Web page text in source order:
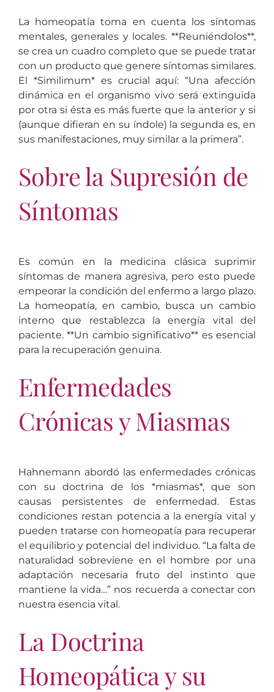
La homeopatía toma en cuenta los síntomas
mentales, generales y locales. **Reuniéndolos**,
se crea un cuadro completo que se puede tratar
con un producto que genere síntomas similares.
El *Similimum* es crucial aquí: “Una afección
dinámica en el organismo vivo será extinguida
por otra si ésta es más fuerte que la anterior y si
(aunque difieran en su índole) la segunda es, en
sus manifestaciones, muy similar a la primera”.
Sobre la Supresión de
Síntomas
Es común en la medicina clásica suprimir
síntomas de manera agresiva, pero esto puede
empeorar la condición del enfermo a largo plazo.
La homeopatía, en cambio, busca un cambio
interno que restablezca la energía vital del
paciente. **Un cambio significativo** es esencial
para la recuperación genuina.
Enfermedades
Crónicas y Miasmas
Hahnemann abordó las enfermedades crónicas
con su doctrina de los *miasmas*, que son
causas persistentes de enfermedad. Estas
condiciones restan potencia a la energía vital y
pueden tratarse con homeopatía para recuperar
el equilibrio y potencial del individuo. “La falta de
naturalidad sobreviene en el hombre por una
adaptación necesaria fruto del instinto que
mantiene la vida…” nos recuerda a conectar con
nuestra esencia vital.
La Doctrina
Homeopática y su